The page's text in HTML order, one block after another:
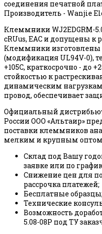
соединения печатной
Производитель - Wanjie
Клеммники WJ2EDGRM-
cRUus, EAC и допущены к
Клеммники изготовлены
(модификация UL94V-0),
+105С, краткосрочно - до
стойкостью к
динамическим
провод, обеспечивает
Официальный
России ООО «Альтаир»
поставки клеммников
мелким и крупным
Склад под Вашу
заявке или по
Снижение цен для
рассрочка платежей;
Бесплатные образцы;
Технические
Возможность
5.08-08P под ТУ